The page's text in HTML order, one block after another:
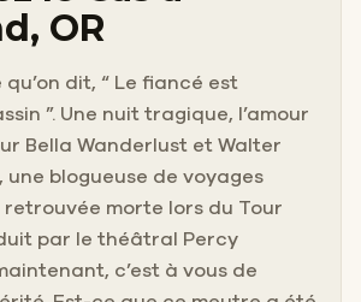
OR
qu’on dit, “ Le fiancé est
”. Une nuit tragique, l’amour
Bella Wanderlust et Walter
une blogueuse de voyages
morte lors du Tour
par le théâtral Percy
c’est à vous de